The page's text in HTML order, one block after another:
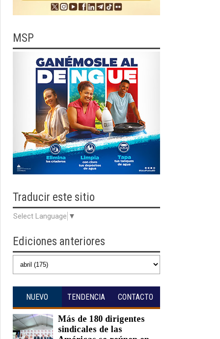
MSP
Traducir este sitio
Select Language ▼
Ediciones anteriores
NUEVO TENDENCIA CONTACTO
Más de 180 dirigentes
sindicales de las